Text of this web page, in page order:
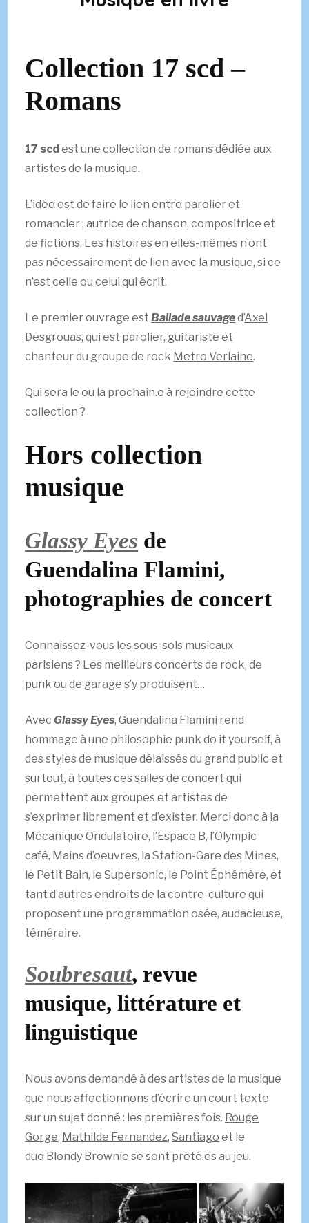
Collection 17 scd –
Romans
17 scd est une collection de romans dédiée aux
artistes de la musique.
L’idée est de faire le lien entre parolier et
romancier ; autrice de chanson, compositrice et
de fictions. Les histoires en elles-mêmes n’ont
pas nécessairement de lien avec la musique, si ce
n’est celle ou celui qui écrit.
Le premier ouvrage estBallade sauvaged’Axel
Desgrouas, qui est parolier, guitariste et
chanteur du groupe de rock Metro Verlaine.
Qui sera le ou la prochain.e à rejoindre cette
collection ?
Hors collection
musique
Glassy Eyes de
Guendalina Flamini,
photographies de concert
Connaissez-vous les sous-sols musicaux
parisiens ? Les meilleurs concerts de rock, de
punk ou de garage s’y produisent…
Avec Glassy Eyes,Guendalina Flamini rend
hommage à une philosophie punk do it yourself, à
des styles de musique délaissés du grand public et
surtout, à toutes ces salles de concert qui
permettent aux groupes et artistes de
s’exprimer librement et d’exister. Merci donc à la
Mécanique Ondulatoire, l’Espace B, l’Olympic
café, Mains d’oeuvres, la Station-Gare des Mines,
le Petit Bain, le Supersonic, le Point Éphémère, et
tant d’autres endroits de la contre-culture qui
proposent une programmation osée, audacieuse,
téméraire.
Soubresaut, revue
musique, littérature et
linguistique
Nous avons demandé à des artistes de la musique
que nous affectionnons d’écrire un court texte
sur un sujet donné : les premières fois. Rouge
Gorge, Mathilde Fernandez,Santiago et le
duo Blondy Browniese sont prêté.es au jeu.